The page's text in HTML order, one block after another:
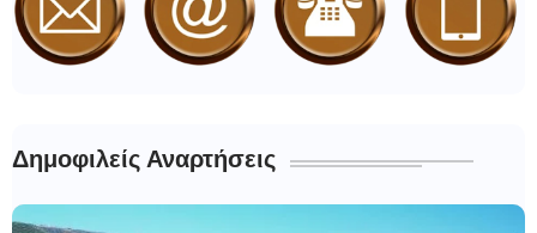
Δημοφιλείς Αναρτήσεις